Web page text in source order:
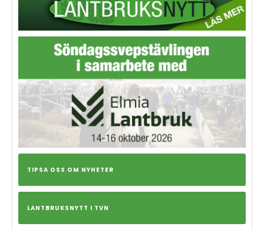
TIPSA OSS OM NYHETER
LANTBRUKSNYTT I TVN